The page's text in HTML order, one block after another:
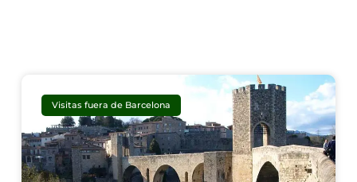
Visitas fuera de Barcelona